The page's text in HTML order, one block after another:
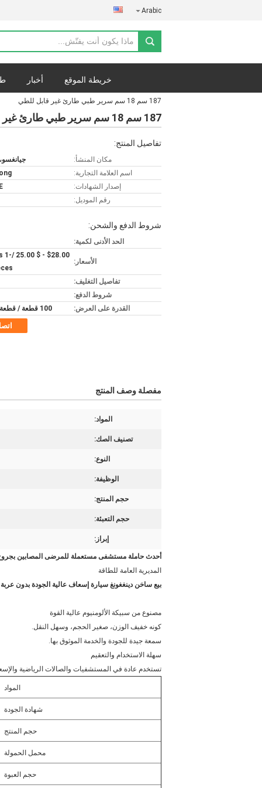
Arabic
أخبار خريطة الموقع
187 سم 18 سم سرير طبي طارئ غير قابل للطي
187 سم 18 سم سرير طبي طارئ غير قابل للطي
تفاصيل المنتج:
مكان المنشأ:
اسم العلامة التجارية:
إصدار الشهادات:
رقم الموديل:
شروط الدفع والشحن:
الحد الأدنى لكمية:
الأسعار:
1-
تفاصيل التغليف:
شروط الدفع:
القدرة على العرض:
100 قطعة / قطعة شهريا
مفصلة وصف المنتج
المواد:
تصنيف الصك:
النوع:
الوظيفة:
حجم المنتج:
حجم التعبئة:
إبراز:
أحدث حاملة مستشفى مستعملة للمرضى المصابين
المديرية العامة للطاقة
بيع ساخن دينغغونغ سيارة إسعاف عالية الجودة بدون
مصنوع من سبيكة الألومنيوم عالية القوة
كونه خفيف الوزن، صغير الحجم، وسهل النقل.
سمعة جيدة للجودة والخدمة الموثوق بها.
سهلة الاستخدام والتعقيم
تستخدم عادة في المستشفيات والصالات الرياضية
المواد
شهادة الجودة
حجم المنتج
محمل الحمولة
حجم العبوة